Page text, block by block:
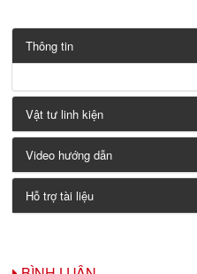
Thông tin
Vật tư linh kiện
Video hướng dẫn
Hỗ trợ tài liệu